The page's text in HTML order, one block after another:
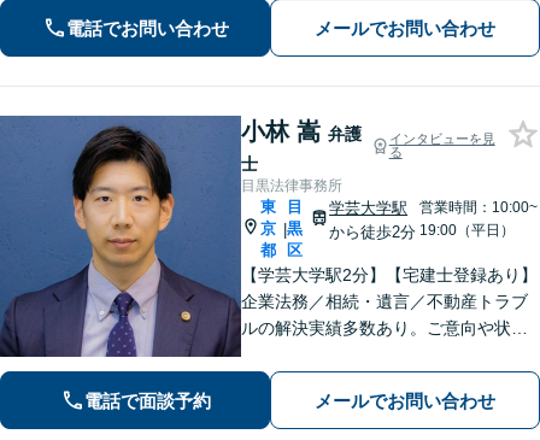
ださい。【不動産・住まい】立ち退き
依頼には解除事由を見極め、依頼者の
有利な条件での合意へ【休日相談可】
電話でお問い合わせ メールでお問い合わせ
小林 嵩 弁護
士
インタビューを見
る
目黒法律事務所
東
京
都
|
目
黒
区
学芸大学駅
から徒歩2分
営業時間：10:00~
19:00（平日）
【学芸大学駅2分】【宅建士登録あり】
企業法務／相続・遺言／不動産トラブ
ルの解決実績多数あり。ご意向や状況
最善の解決策をご提案いたします【電
話相談可】【完全個室で対応】離婚／
借金問題もご相談ください
電話で面談予約 メールでお問い合わせ